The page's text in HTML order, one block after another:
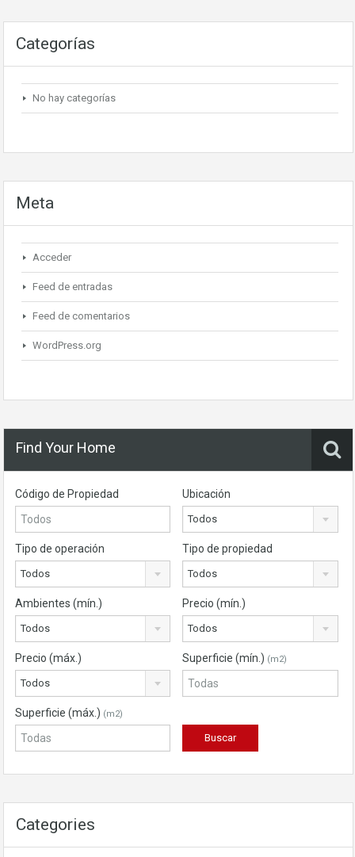
Categorías
No hay categorías
Meta
Acceder
Feed de entradas
Feed de comentarios
WordPress.org
Find Your Home
Código de Propiedad Ubicación
Todos
Tipo de operación
Todos
Tipo de propiedad
Todos
Ambientes (mín.)
Todos
Precio (mín.)
Todos
Precio (máx.)
Todos
Superficie (mín.) (m2)
Superficie (máx.) (m2)
Categories